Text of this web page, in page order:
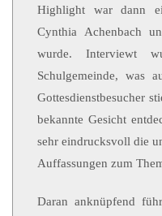
Highlight war dann
Cynthia Achenbach
wurde. Interviewt
Schulgemeinde, was
Gottesdienstbesucher
bekannte Gesicht
sehr eindrucksvoll die
Auffassungen zum
Daran anknüpfend